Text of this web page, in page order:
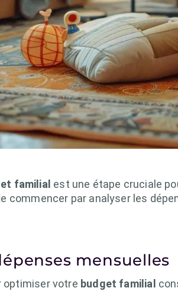
familial est une étape cruciale
commencer par analyser les
mensuelles
optimiser votre budget familial